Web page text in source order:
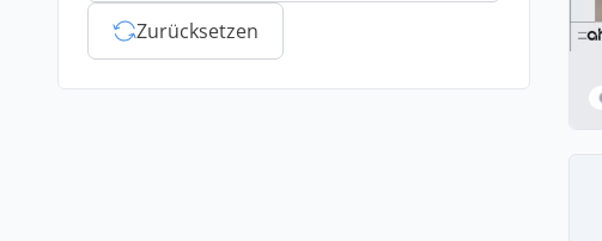
Zurücksetzen